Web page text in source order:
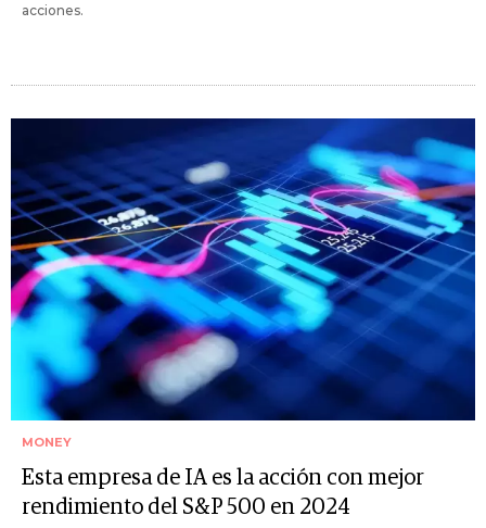
acciones.
MONEY
Esta empresa de IA es la acción con mejor
rendimiento del S&P 500 en 2024